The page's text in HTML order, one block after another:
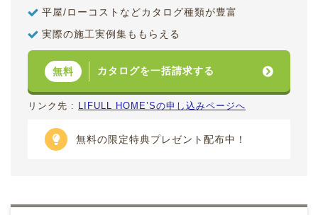
平屋/ローコストなどカタログ種類が豊富
実際の施工実例集ももらえる
無料 カタログを一括請求する
リンク先 : LIFULL HOME’Sの申し込みページへ
無料の限定特典プレゼント配布中！